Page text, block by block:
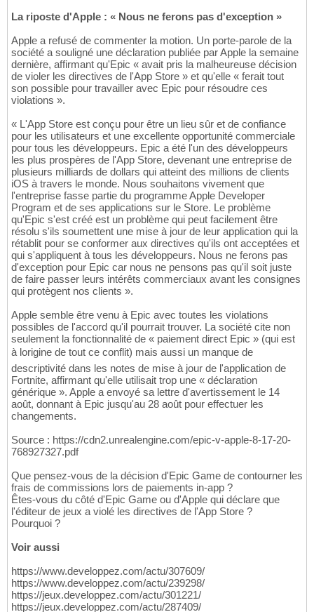
La riposte d'Apple : « Nous ne ferons pas d'exception »
Apple a refusé de commenter la motion. Un porte-parole de la
société a souligné une déclaration publiée par Apple la semaine
dernière, affirmant qu'Epic « avait pris la malheureuse décision
de violer les directives de l'App Store » et qu'elle « ferait tout
son possible pour travailler avec Epic pour résoudre ces
violations ».
« L'App Store est conçu pour être un lieu sûr et de confiance
pour les utilisateurs et une excellente opportunité commerciale
pour tous les développeurs. Epic a été l'un des développeurs
les plus prospères de l'App Store, devenant une entreprise de
plusieurs milliards de dollars qui atteint des millions de clients
iOS à travers le monde. Nous souhaitons vivement que
l'entreprise fasse partie du programme Apple Developer
Program et de ses applications sur le Store. Le problème
qu'Epic s'est créé est un problème qui peut facilement être
résolu s'ils soumettent une mise à jour de leur application qui la
rétablit pour se conformer aux directives qu'ils ont acceptées et
qui s'appliquent à tous les développeurs. Nous ne ferons pas
d'exception pour Epic car nous ne pensons pas qu'il soit juste
de faire passer leurs intérêts commerciaux avant les consignes
qui protègent nos clients ».
Apple semble être venu à Epic avec toutes les violations
possibles de l'accord qu'il pourrait trouver. La société cite non
seulement la fonctionnalité de « paiement direct Epic » (qui est
à lorigine de tout ce conflit) mais aussi un manque de
descriptivité dans les notes de mise à jour de l'application de
Fortnite, affirmant qu'elle utilisait trop une « déclaration
générique ». Apple a envoyé sa lettre d'avertissement le 14
août, donnant à Epic jusqu'au 28 août pour effectuer les
changements.
Source : https://cdn2.unrealengine.com/epic-v-apple-8-17-20-
768927327.pdf
Que pensez-vous de la décision d'Epic Game de contourner les
frais de commissions lors de paiements in-app ?
Êtes-vous du côté d'Epic Game ou d'Apple qui déclare que
l'éditeur de jeux a violé les directives de l'App Store ?
Pourquoi ?
Voir aussi
https://www.developpez.com/actu/307609/
https://www.developpez.com/actu/239298/
https://jeux.developpez.com/actu/301221/
https://jeux.developpez.com/actu/287409/